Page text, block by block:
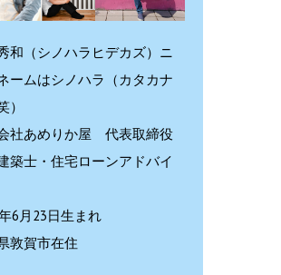
和（シノハラヒデカズ）ニ
ームはシノハラ（カタカナ
）
社あめりか屋 代表取締役
築士・住宅ローンアドバイ
6月23日生まれ
敦賀市在住